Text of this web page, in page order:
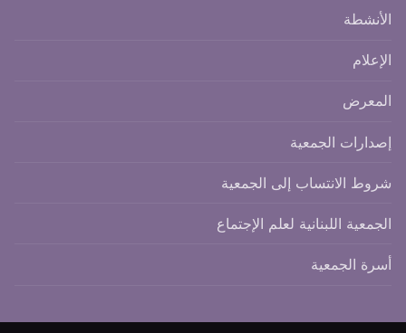
الأنشطة
الإعلام
المعرض
إصدارات الجمعية
شروط الانتساب إلى الجمعية
الجمعية اللبنانية لعلم الإجتماع
أسرة الجمعية